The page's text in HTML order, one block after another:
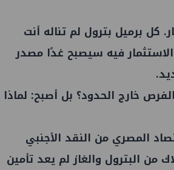
كل برميل بترول لم تناله أنت
فيه سيصبح غدًا مصدر
خارج الحدود؟ بل أصبح: لماذا
المصري من النقد الأجنبي
من البترول والغاز لم يعد تأمين